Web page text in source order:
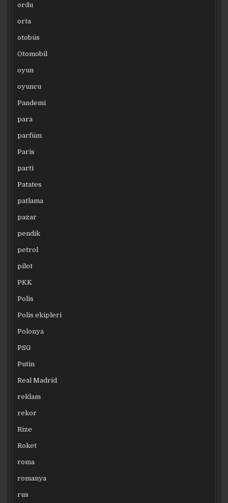
ordu
orta
otobüs
Otomobil
oyun
oyuncu
Pandemi
para
parfüm
Paris
parti
Patates
patlama
pazar
pendik
petrol
pilot
PKK
Polis
Polis ekipleri
Polonya
PSG
Putin
Real Madrid
reklam
rekor
Rize
Roket
roma
romanya
rus